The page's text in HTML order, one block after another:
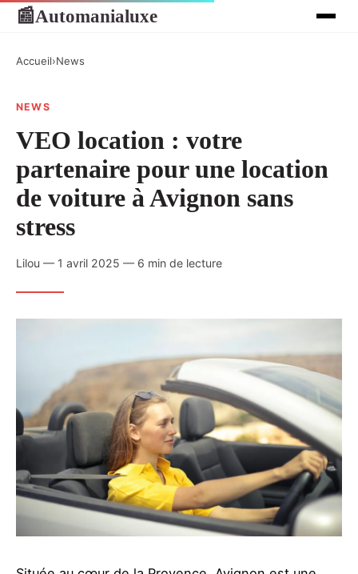
📰Automanialuxe
Accueil›News
NEWS
VEO location : votre
partenaire pour une location
de voiture à Avignon sans
stress
Lilou — 1 avril 2025 — 6 min de lecture